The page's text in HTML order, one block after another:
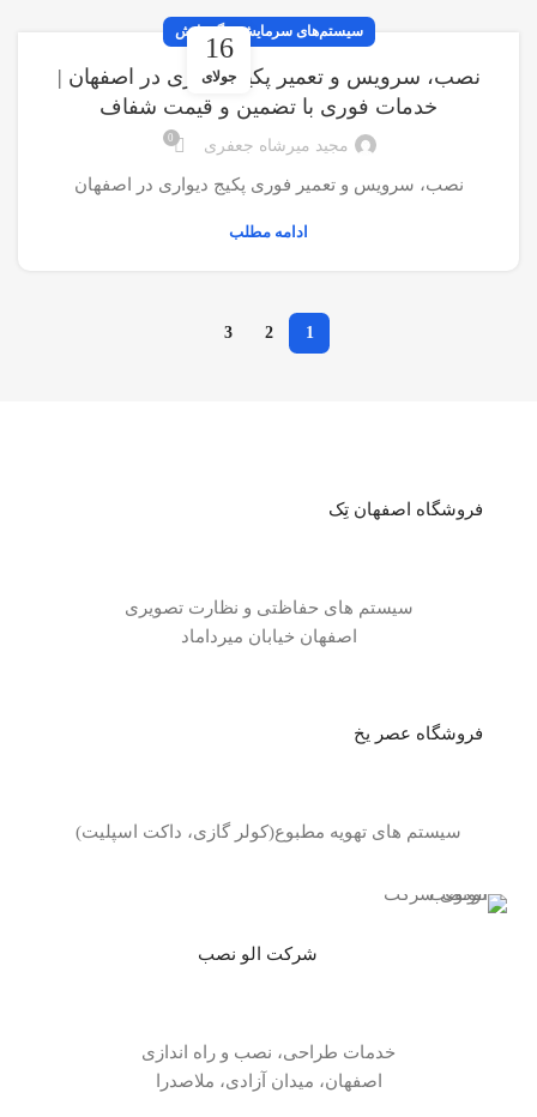
16
جولای
سیستم‌های سرمایش و گرمایش
نصب، سرویس و تعمیر پکیج دیواری در اصفهان |
خدمات فوری با تضمین و قیمت شفاف
مجید میرشاه جعفری 0
نصب، سرویس و تعمیر فوری پکیج دیواری در اصفهان
ادامه مطلب
1
2
3
فروشگاه اصفهان تِک
سیستم های حفاظتی و نظارت تصویری
اصفهان خیابان میرداماد
فروشگاه عصر یخ
سیستم های تهویه مطبوع(کولر گازی، داکت اسپلیت)
شرکت الو نصب
خدمات طراحی، نصب و راه اندازی
اصفهان، میدان آزادی، ملاصدرا